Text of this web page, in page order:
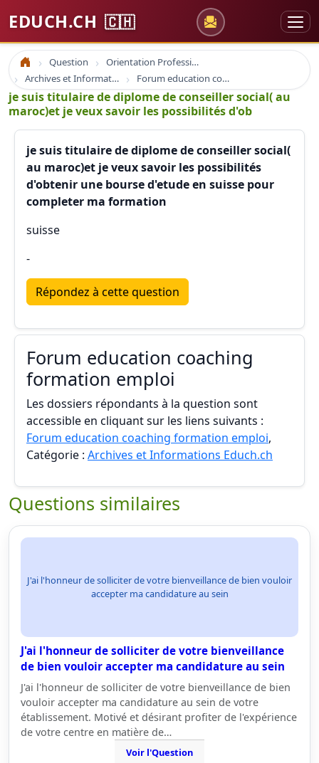
EDUCH.CH 🇨🇭
Accueil Question
Orientation Professionnelle
Archives et Informations Educh.ch
Forum education coaching formation emploi
je suis titulaire de diplome de conseiller social( au
maroc)et je veux savoir les possibilités d'ob
je suis titulaire de diplome de conseiller social(
au maroc)et je veux savoir les possibilités
d'obtenir une bourse d'etude en suisse pour
completer ma formation
suisse
-
Répondez à cette question
Forum education coaching
formation emploi
Les dossiers répondants à la question sont
accessible en cliquant sur les liens suivants :
Forum education coaching formation emploi,
Catégorie : Archives et Informations Educh.ch
Questions similaires
J'ai l'honneur de solliciter de votre bienveillance de bien vouloir
accepter ma candidature au sein
J'ai l'honneur de solliciter de votre bienveillance
de bien vouloir accepter ma candidature au sein
J'ai l'honneur de solliciter de votre bienveillance de bien
vouloir accepter ma candidature au sein de votre
établissement. Motivé et désirant profiter de l'expérience
de votre centre en matière de…
Voir l'Question